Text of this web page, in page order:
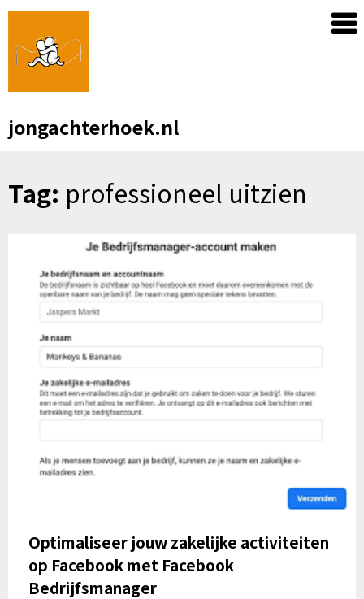
Skip
content
jongachterhoek.nl
Tag: professioneel uitzien
Optimaliseer jouw zakelijke activiteiten
op Facebook met Facebook
Bedrijfsmanager